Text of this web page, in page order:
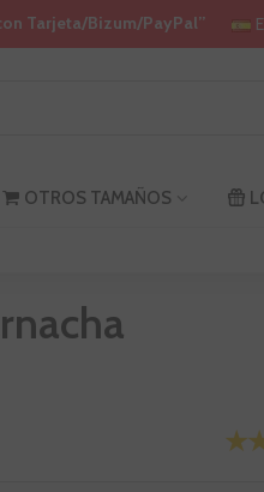
Tarjeta/Bizum/PayPal”
OTROS TAMAÑOS